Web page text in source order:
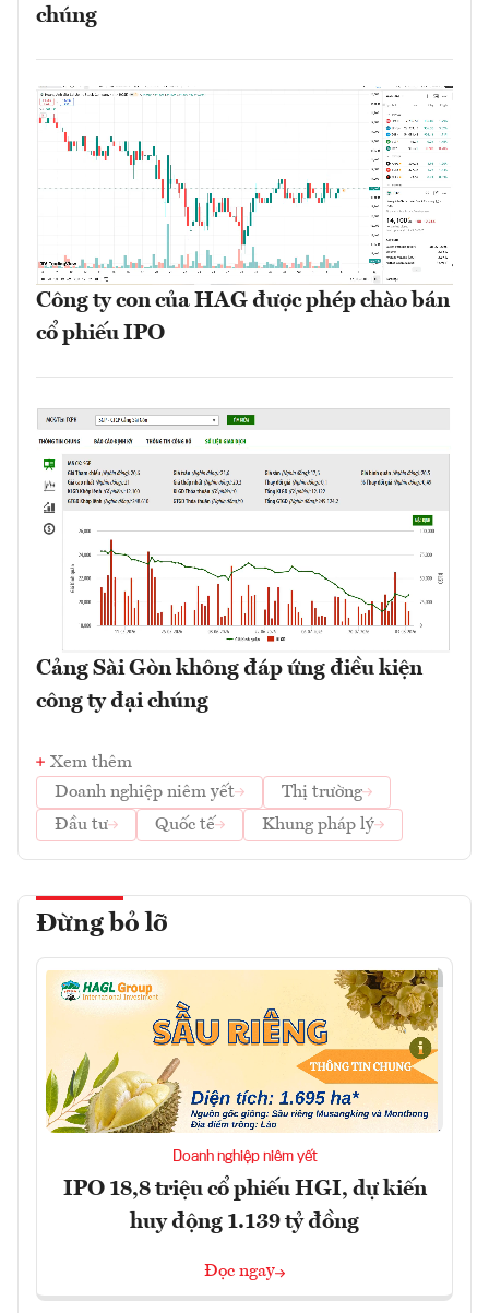
chúng
Công ty con của HAG được phép chào bán
cổ phiếu IPO
Cảng Sài Gòn không đáp ứng điều kiện
công ty đại chúng
Xem thêm
Doanh nghiệp niêm yết
Thị trường
Đầu tư
Quốc tế Khung pháp lý
Đừng bỏ lỡ
Doanh nghiệp niêm yết
IPO 18,8 triệu cổ phiếu HGI, dự kiến
huy động 1.139 tỷ đồng
Đọc ngay